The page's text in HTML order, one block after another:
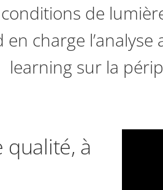
de
en charge
learning sur la
qualité, à